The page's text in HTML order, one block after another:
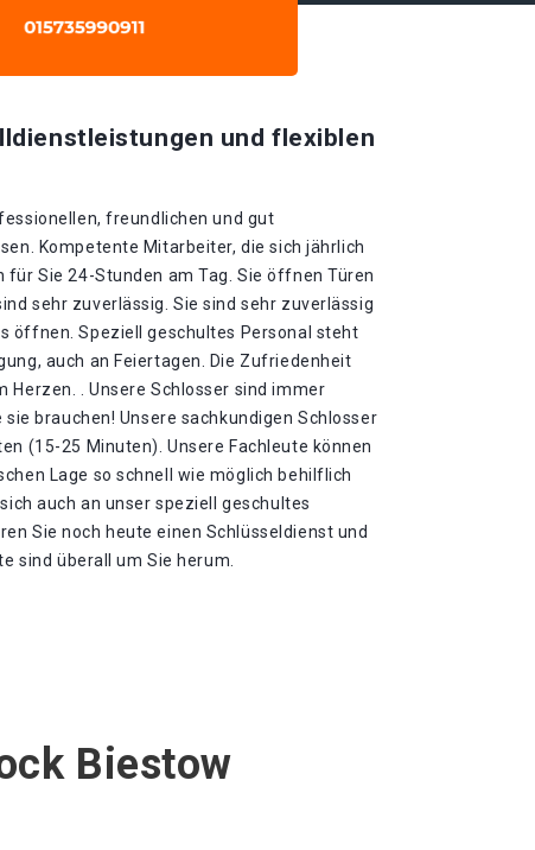
und flexiblen
freundlichen und gut
Kompetente Mitarbeiter, die sich jährlich
für Sie 24-Stunden am Tag. Sie öffnen Türen
sehr zuverlässig. Sie sind sehr zuverlässig
öffnen. Speziell geschultes Personal steht
auch an Feiertagen. Die Zufriedenheit
Herzen. . Unsere Schlosser sind immer
brauchen! Unsere sachkundigen Schlosser
(15-25 Minuten). Unsere Fachleute können
Lage so schnell wie möglich behilflich
auch an unser speziell geschultes
Sie noch heute einen Schlüsseldienst und
sind überall um Sie herum.
Biestow